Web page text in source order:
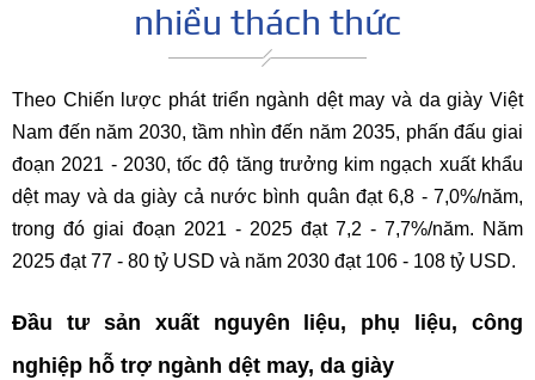
nhiều thách thức
Theo Chiến lược phát triển ngành dệt may và da giày Việt
Nam đến năm 2030, tầm nhìn đến năm 2035, phấn đấu giai
đoạn 2021 - 2030, tốc độ tăng trưởng kim ngạch xuất khẩu
dệt may và da giày cả nước bình quân đạt 6,8 - 7,0%/năm,
trong đó giai đoạn 2021 - 2025 đạt 7,2 - 7,7%/năm. Năm
2025 đạt 77 - 80 tỷ USD và năm 2030 đạt 106 - 108 tỷ USD.
Đầu tư sản xuất nguyên liệu, phụ liệu, công
nghiệp hỗ trợ ngành dệt may, da giày